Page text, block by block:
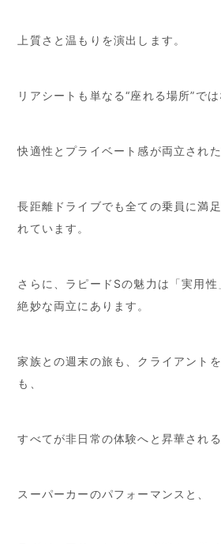
上質さと温もりを演出します。
リアシートも単なる“座れる場所”では
快適性とプライベート感が両立された
長距離ドライブでも全ての乗員に満
れています。
さらに、ラピードSの魅力は「実用
絶妙な両立にあります。
家族との週末の旅も、クライアント
も、
すべてが非日常の体験へと昇華される
スーパーカーのパフォーマンスと、